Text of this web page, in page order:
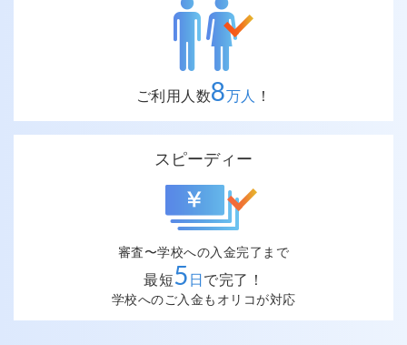
ご利用人数8万人 ！
スピーディー
審査〜学校への入金完了まで
最短5 日で完了！
学校へのご入金もオリコが対応